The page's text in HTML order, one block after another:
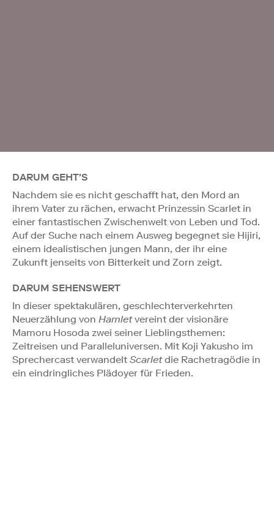
DARUM GEHT'S
Nachdem sie es nicht geschafft hat, den Mord an
ihrem Vater zu rächen, erwacht Prinzessin Scarlet in
einer fantastischen Zwischenwelt von Leben und Tod.
Auf der Suche nach einem Ausweg begegnet sie Hijiri,
einem idealistischen jungen Mann, der ihr eine
Zukunft jenseits von Bitterkeit und Zorn zeigt.
DARUM SEHENSWERT
In dieser spektakulären, geschlechterverkehrten
Neuerzählung von Hamletvereint der visionäre
Mamoru Hosoda zwei seiner Lieblingsthemen:
Zeitreisen und Paralleluniversen. Mit Koji Yakusho im
Sprechercast verwandelt Scarletdie Rachetragödie in
ein eindringliches Plädoyer für Frieden.